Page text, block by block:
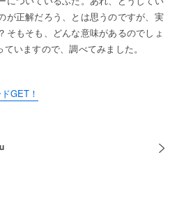
が正解だろう、とは思うのですが、実
そもそも、どんな意味があるのでしょ
いますので、調べてみました。
GET！